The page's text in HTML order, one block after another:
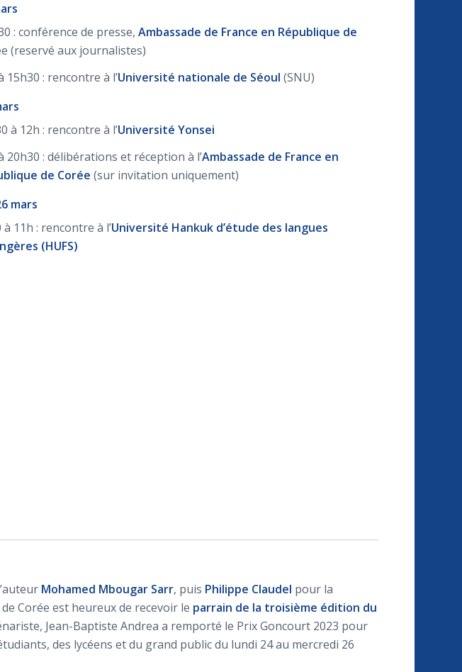
: conférence de presse, Ambassade de France en République de
e (reservé aux journalistes)
15h30 : rencontre à l’Université nationale de Séoul (SNU)
à 12h : rencontre à l’Université Yonsei
20h30 : délibérations et réception à l’Ambassade de France en
de Corée (sur invitation uniquement)
mars
à 11h : rencontre à l’Université Hankuk d’étude des langues
(HUFS)
’auteur Mohamed Mbougar Sarr, puis Philippe Claudel pour la
Corée est heureux de recevoir le parrain de la troisième édition du
Jean-Baptiste Andrea a remporté le Prix Goncourt 2023 pour
des lycéens et du grand public du lundi 24 au mercredi 26